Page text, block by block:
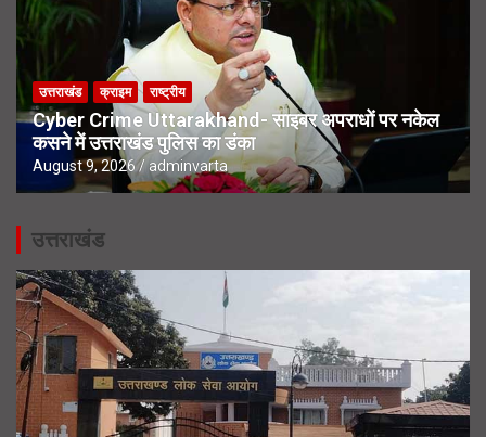
उत्तराखंड क्राइम राष्ट्रीय
Cyber Crime Uttarakhand- साइबर अपराधों पर नकेल
कसने में उत्तराखंड पुलिस का डंका
August 9, 2026 adminvarta
उत्तराखंड